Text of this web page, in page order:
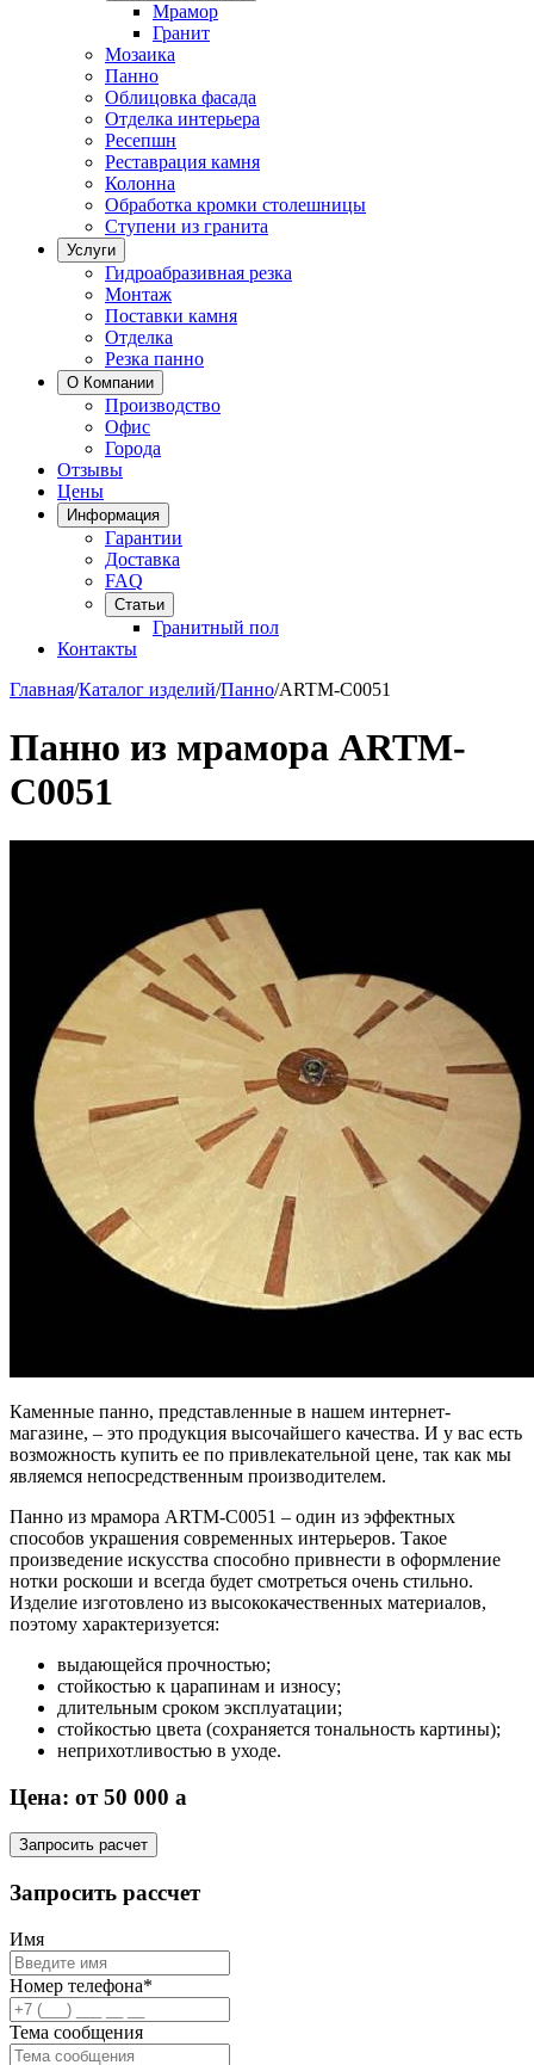
Мрамор
Гранит
Мозаика
Панно
Облицовка фасада
Отделка интерьера
Ресепшн
Реставрация камня
Колонна
Обработка кромки столешницы
Ступени из гранита
Услуги
Гидроабразивная резка
Монтаж
Поставки камня
Отделка
Резка панно
О Компании
Производство
Офис
Города
Отзывы
Цены
Информация
Гарантии
Доставка
FAQ
Статьи
Гранитный пол
Контакты
Главная/Каталог изделий/Панно/ARTM-C0051
Панно из мрамора ARTM-
C0051
Каменные панно, представленные в нашем интернет-
магазине, – это продукция высочайшего качества. И у вас есть
возможность купить ее по привлекательной цене, так как мы
являемся непосредственным производителем.
Панно из мрамора ARTM-C0051 – один из эффектных
способов украшения современных интерьеров. Такое
произведение искусства способно привнести в оформление
нотки роскоши и всегда будет смотреться очень стильно.
Изделие изготовлено из высококачественных материалов,
поэтому характеризуется:
выдающейся прочностью;
стойкостью к царапинам и износу;
длительным сроком эксплуатации;
стойкостью цвета (сохраняется тональность картины);
неприхотливостью в уходе.
Цена: от 50 000 a
Запросить расчет
Запросить рассчет
Имя
Номер телефона*
Тема сообщения